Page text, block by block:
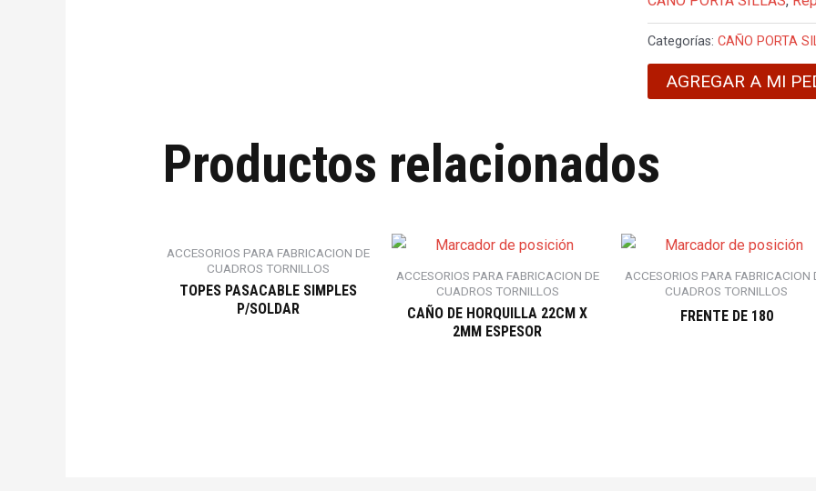
Categorías:CAÑO PORTA
AGREGAR A MI
Productos relacionados
ACCESORIOS PARA FABRICACION DE
CUADROS TORNILLOS
TOPES PASACABLE SIMPLES
P/SOLDAR
ACCESORIOS PARA FABRICACION DE
CUADROS TORNILLOS
CAÑO DE HORQUILLA 22CM X
2MM ESPESOR
ACCESORIOS PARA FABRICACION
CUADROS TORNILLOS
FRENTE DE 180